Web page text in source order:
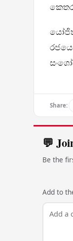
Share:
💬
Be the
Add to